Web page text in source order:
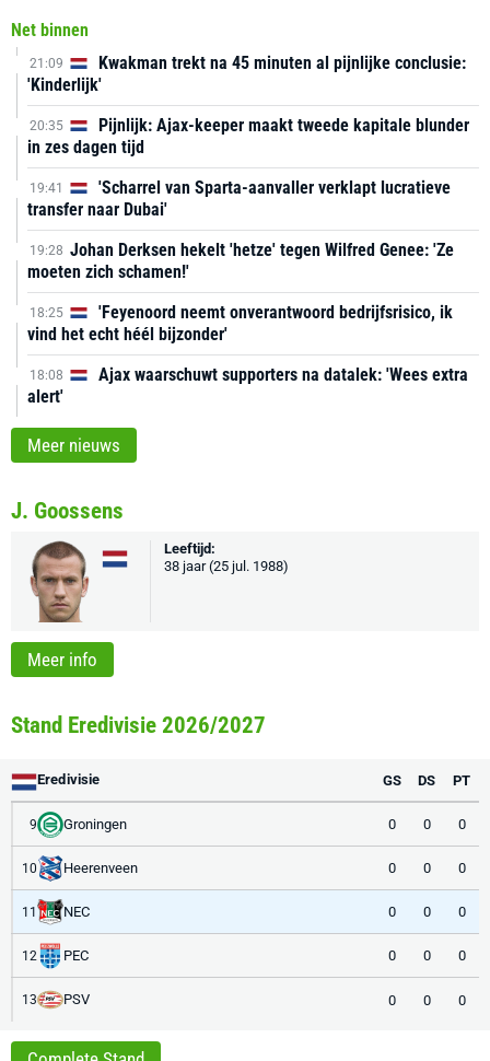
Net binnen
21:09
Kwakman trekt na 45 minuten al pijnlijke conclusie:
'Kinderlijk'
20:35
Pijnlijk: Ajax-keeper maakt tweede kapitale blunder
in zes dagen tijd
19:41
'Scharrel van Sparta-aanvaller verklapt lucratieve
transfer naar Dubai'
19:28 Johan Derksen hekelt 'hetze' tegen Wilfred Genee: 'Ze
moeten zich schamen!'
18:25
'Feyenoord neemt onverantwoord bedrijfsrisico, ik
vind het echt héél bijzonder'
18:08
Ajax waarschuwt supporters na datalek: 'Wees extra
alert'
Meer nieuws
J. Goossens
Leeftijd:
38 jaar (25 jul. 1988)
Meer info
Stand Eredivisie 2026/2027
Eredivisie GS DS PT
9 Groningen 0 0 0
10 Heerenveen 0 0 0
11 NEC 0 0 0
12 PEC 0 0 0
13 PSV 0 0 0